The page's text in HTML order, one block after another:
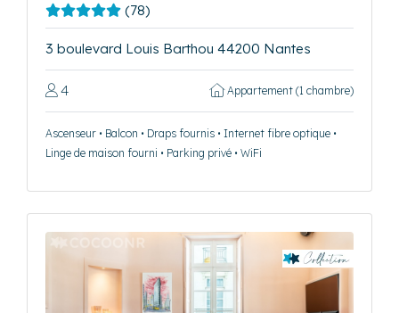
(78)
3 boulevard Louis Barthou 44200 Nantes
4 Appartement (1 chambre)
Ascenseur • Balcon • Draps fournis • Internet fibre optique •
Linge de maison fourni • Parking privé • WiFi